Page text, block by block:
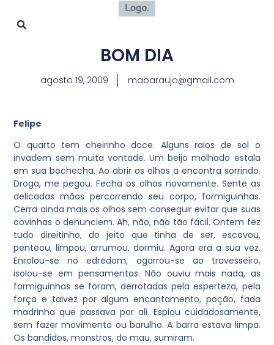
BOM DIA
agosto 19, 2009 mabaraujo@gmail.com
Felipe
O quarto tem cheirinho doce. Alguns raios de sol o
invadem sem muita vontade. Um beijo molhado estala
em sua bochecha. Ao abrir os olhos a encontra sorrindo.
Droga, me pegou. Fecha os olhos novamente. Sente as
delicadas mãos percorrendo seu corpo, formiguinhas.
Cerra ainda mais os olhos sem conseguir evitar que suas
covinhas o denunciem. Ah, não, não tão fácil. Ontem fez
tudo direitinho, do jeito que tinha de ser, escovou,
penteou, limpou, arrumou, dormiu. Agora era a sua vez.
Enrolou-se no edredom, agarrou-se ao travesseiro,
isolou-se em pensamentos. Não ouviu mais nada, as
formiguinhas se foram, derrotadas pela esperteza, pela
força e talvez por algum encantamento, poção, fada
madrinha que passava por ali. Espiou cuidadosamente,
sem fazer movimento ou barulho. A barra estava limpa.
Os bandidos, monstros, do mau, sumiram.